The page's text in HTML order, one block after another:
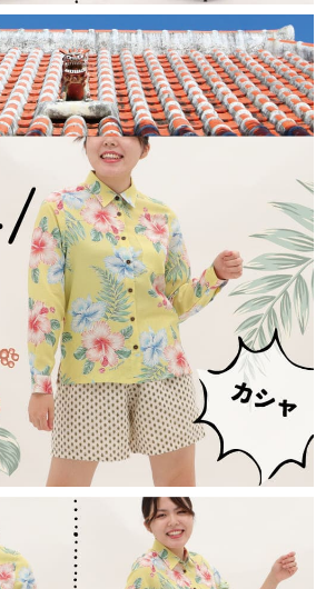
イエロー